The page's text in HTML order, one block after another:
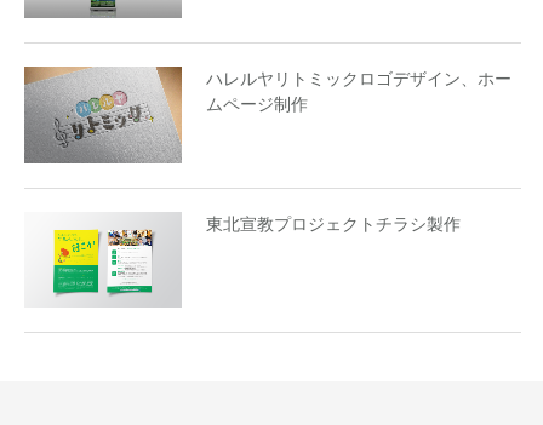
ハレルヤリトミックロゴデザイン、ホー
ムページ制作
東北宣教プロジェクトチラシ製作